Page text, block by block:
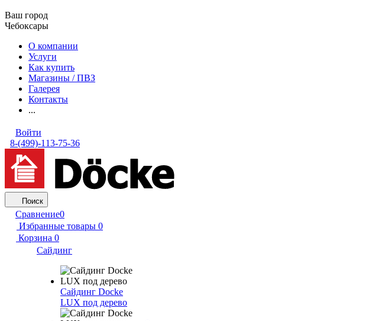
Ваш город
Чебоксары
О компании
Услуги
Как купить
Магазины / ПВЗ
Галерея
Контакты
...
Войти
8-(499)-113-75-36
Поиск
Сравнение0
Избранные товары 0
Корзина 0
Сайдинг
Сайдинг Docke
LUX под дерево